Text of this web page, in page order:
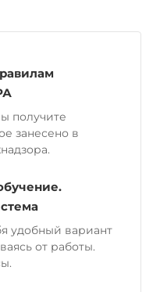
получите
занесено в
удобный вариант
от работы.